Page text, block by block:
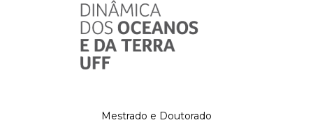
Mestrado e Doutorado